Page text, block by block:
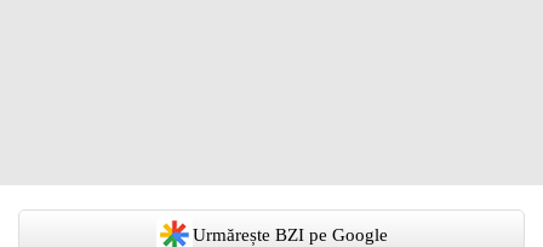
Urmărește BZI pe Google